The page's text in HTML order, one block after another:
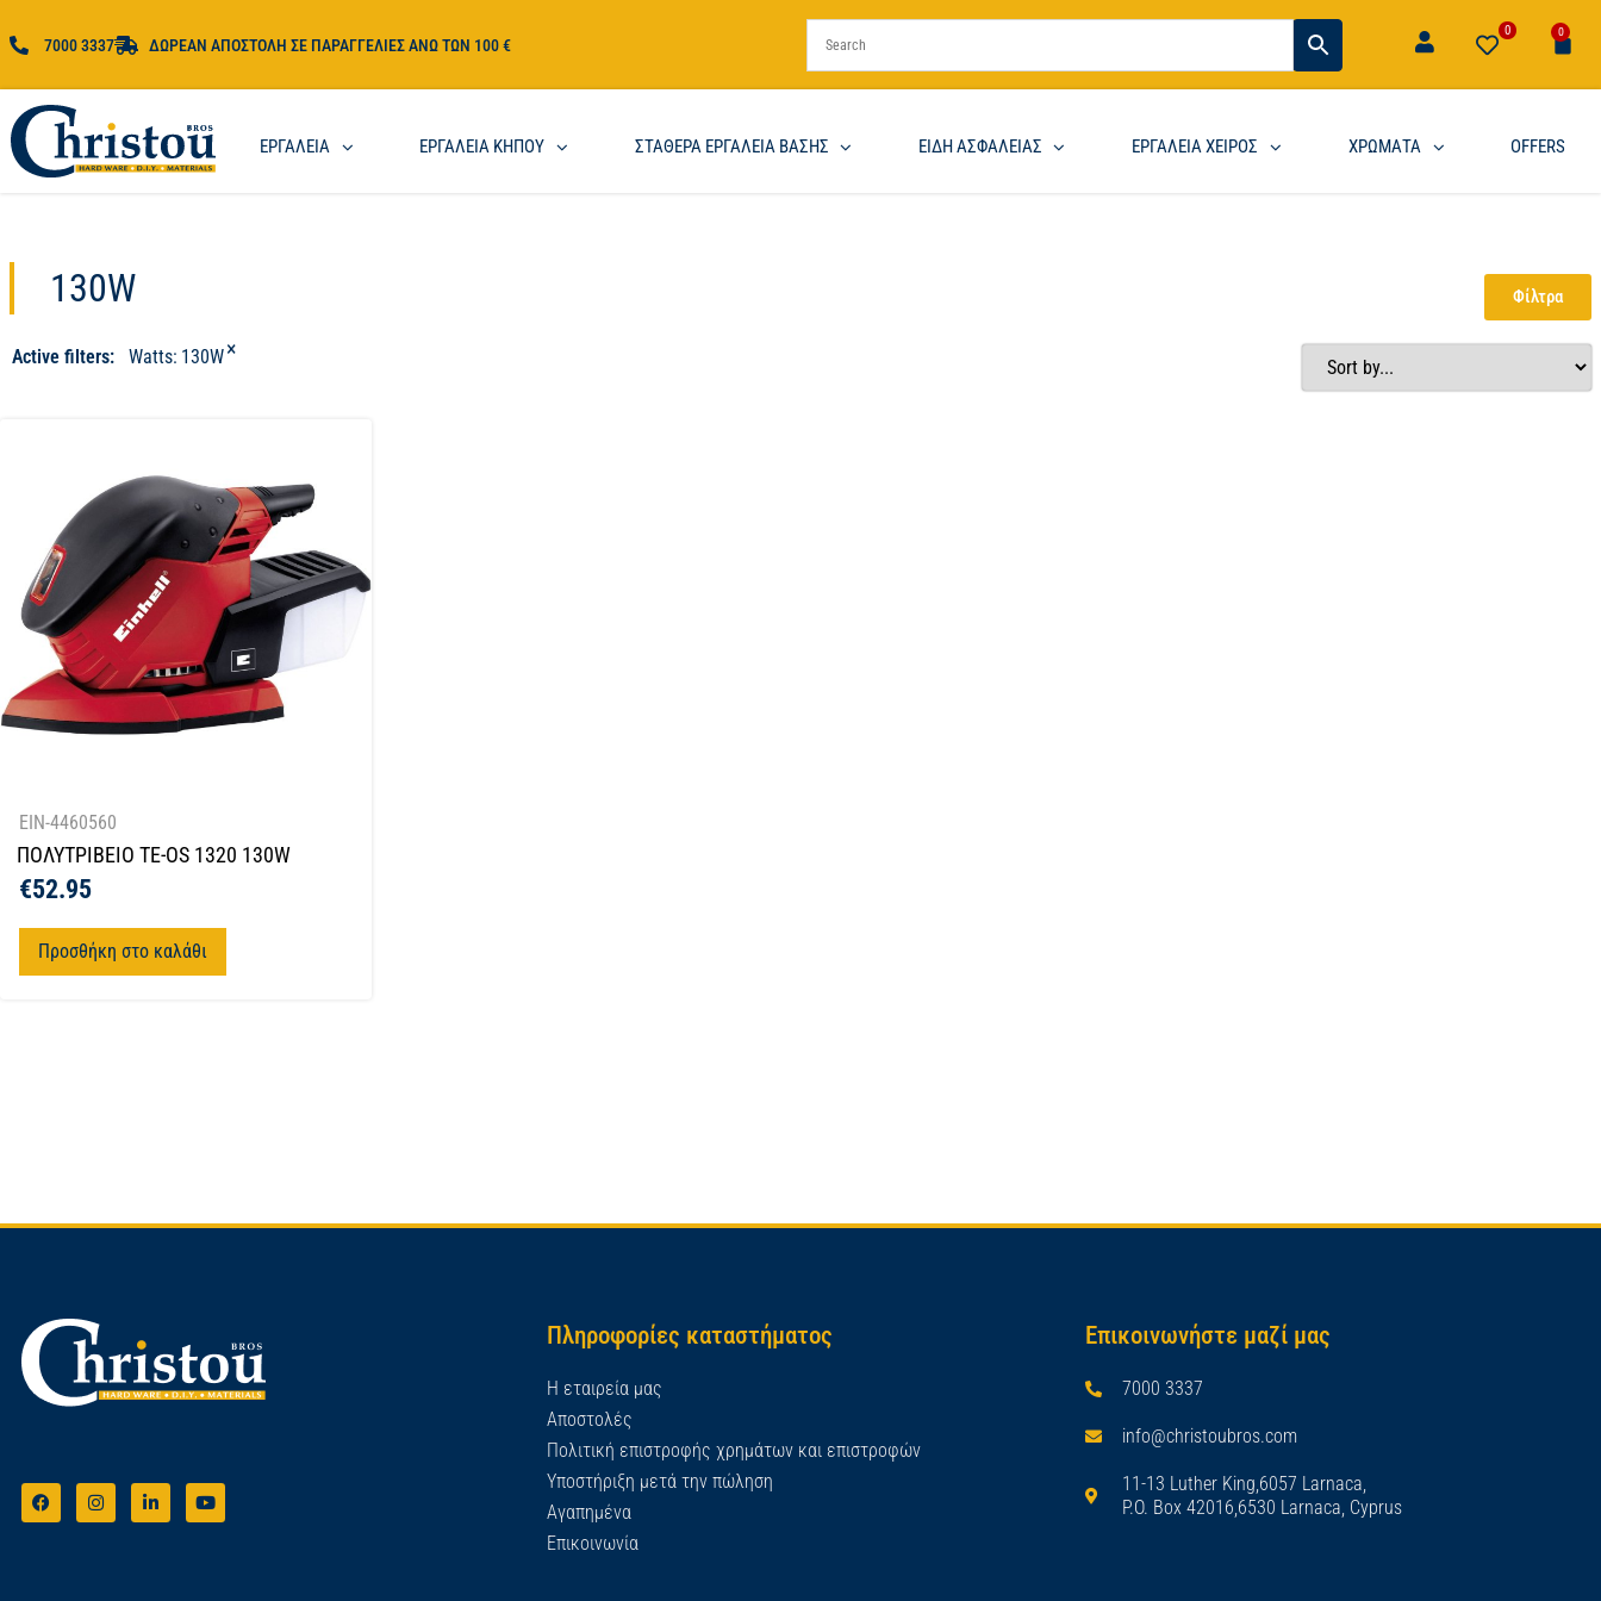
7000 3337 ΔΩΡΕΑΝ ΑΠΟΣΤΟΛΗ ΣΕ ΠΑΡΑΓΓΕΛΙΕΣ ΑΝΩ ΤΩΝ 100 €
0 0
ΕΡΓΑΛΕΙΑ ΕΡΓΑΛΕΙΑ ΚΗΠΟΥ ΣΤΑΘΕΡΑ ΕΡΓΑΛΕΙΑ ΒΑΣΗΣ ΕΙΔΗ ΑΣΦΑΛΕΙΑΣ ΕΡΓΑΛΕΙΑ ΧΕΙΡΟΣ ΧΡΩΜΑΤΑ OFFERS
130W
Active filters: Watts: 130W×
Φίλτρα
EIN-4460560
ΠΟΛΥΤΡΙΒΕΙΟ TE-OS 1320 130W
€52.95
Προσθήκη στο καλάθι
Πληροφορίες καταστήματος
Η εταιρεία μας
Αποστολές
Πολιτική επιστροφής χρημάτων και επιστροφών
Υποστήριξη μετά την πώληση
Αγαπημένα
Επικοινωνία
Επικοινωνήστε μαζί μας
7000 3337
info@christoubros.com
11-13 Luther King,6057 Larnaca,
P.O. Box 42016,6530 Larnaca, Cyprus